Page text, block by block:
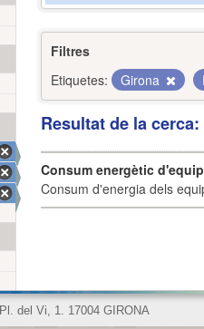
Filtres
Etiquetes:
Girona
Resultat de la
Consum energètic
Consum d'energia dels
Pl. del Vi, 1. 17004 GIRONA